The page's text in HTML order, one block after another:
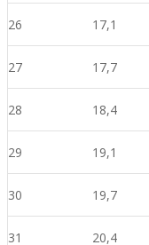
26 17,1
27 17,7
28 18,4
29 19,1
30 19,7
31 20,4